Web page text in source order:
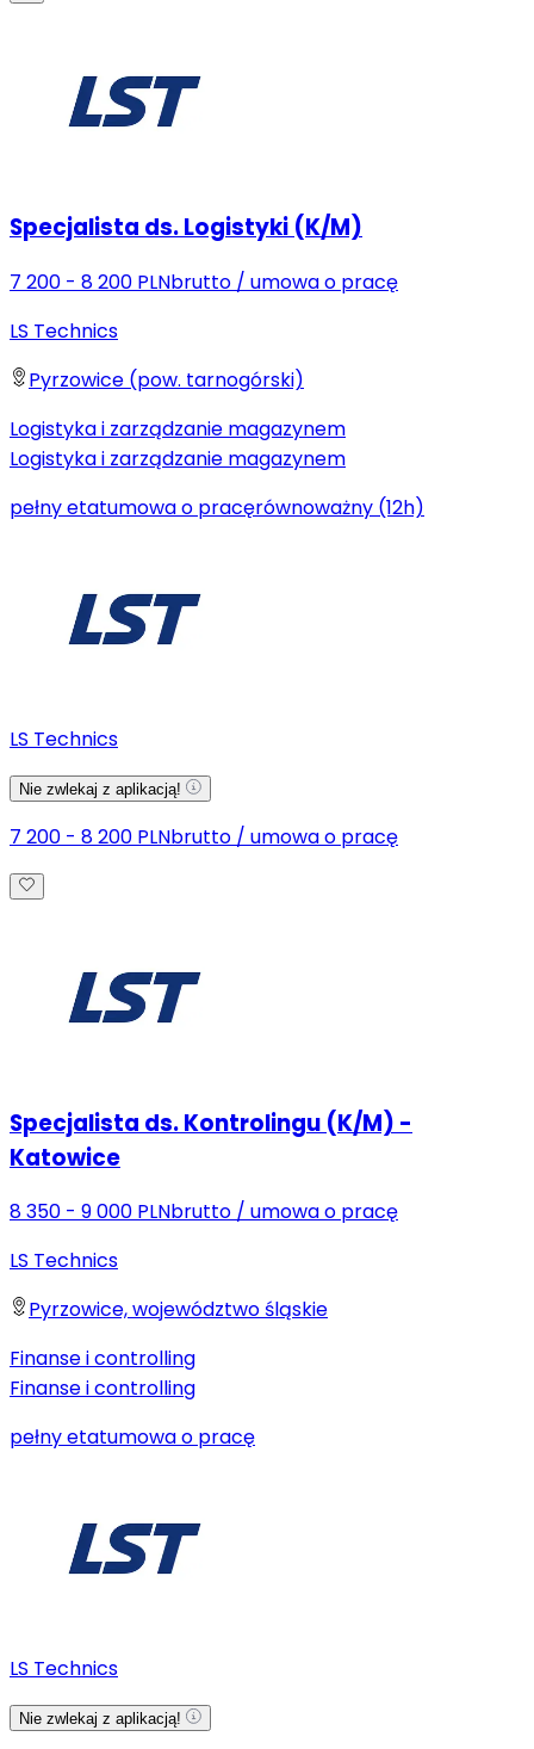
Specjalista ds. Logistyki (K/M)
7 200 - 8 200 PLNbrutto / umowa o pracę
LS Technics
Pyrzowice (pow. tarnogórski)
Logistyka i zarządzanie magazynem
Logistyka i zarządzanie magazynem
pełny etatumowa o pracęrównoważny (12h)
LS Technics
Nie zwlekaj z aplikacją!
7 200 - 8 200 PLNbrutto / umowa o pracę
Specjalista ds. Kontrolingu (K/M) -
Katowice
8 350 - 9 000 PLNbrutto / umowa o pracę
LS Technics
Pyrzowice, województwo śląskie
Finanse i controlling
Finanse i controlling
pełny etatumowa o pracę
LS Technics
Nie zwlekaj z aplikacją!